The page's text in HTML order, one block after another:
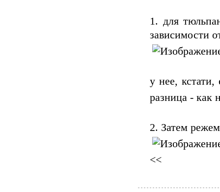
1. для
зависимости
у нее,
разница - как
2. Затем
<<